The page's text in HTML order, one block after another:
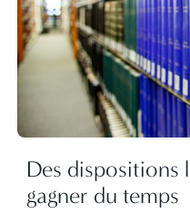
Des dispositions
gagner du temps